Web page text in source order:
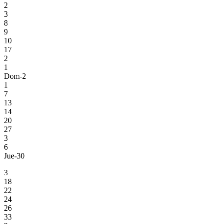
2
3
8
9
10
17
2
1
Dom-2
1
7
13
14
20
27
3
6
Jue-30
3
18
22
24
26
33